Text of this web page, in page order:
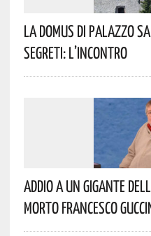
La Domus Di Palazzo
Segreti: L’incontro
Addio A Un Gigante
Morto Francesco